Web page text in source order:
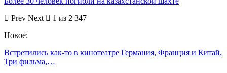
Prev Next
1 из 2 347
Новое:
Встретились как-то в кинотеатре Германия, Франция и Китай.
Три фильма,…